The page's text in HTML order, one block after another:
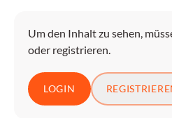
Um den Inhalt zu sehen,
oder registrieren.
LOGIN